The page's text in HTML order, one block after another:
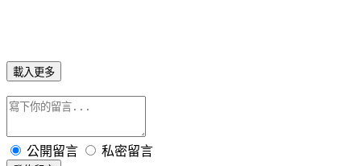
載入更多
公開留言 私密留言